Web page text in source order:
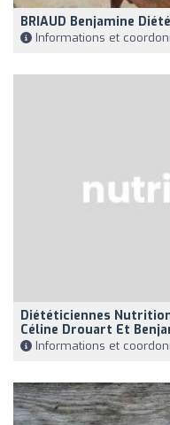
BRIAUD Benjamine
Informations et
Diététiciennes
Céline Drouart Et
Informations et